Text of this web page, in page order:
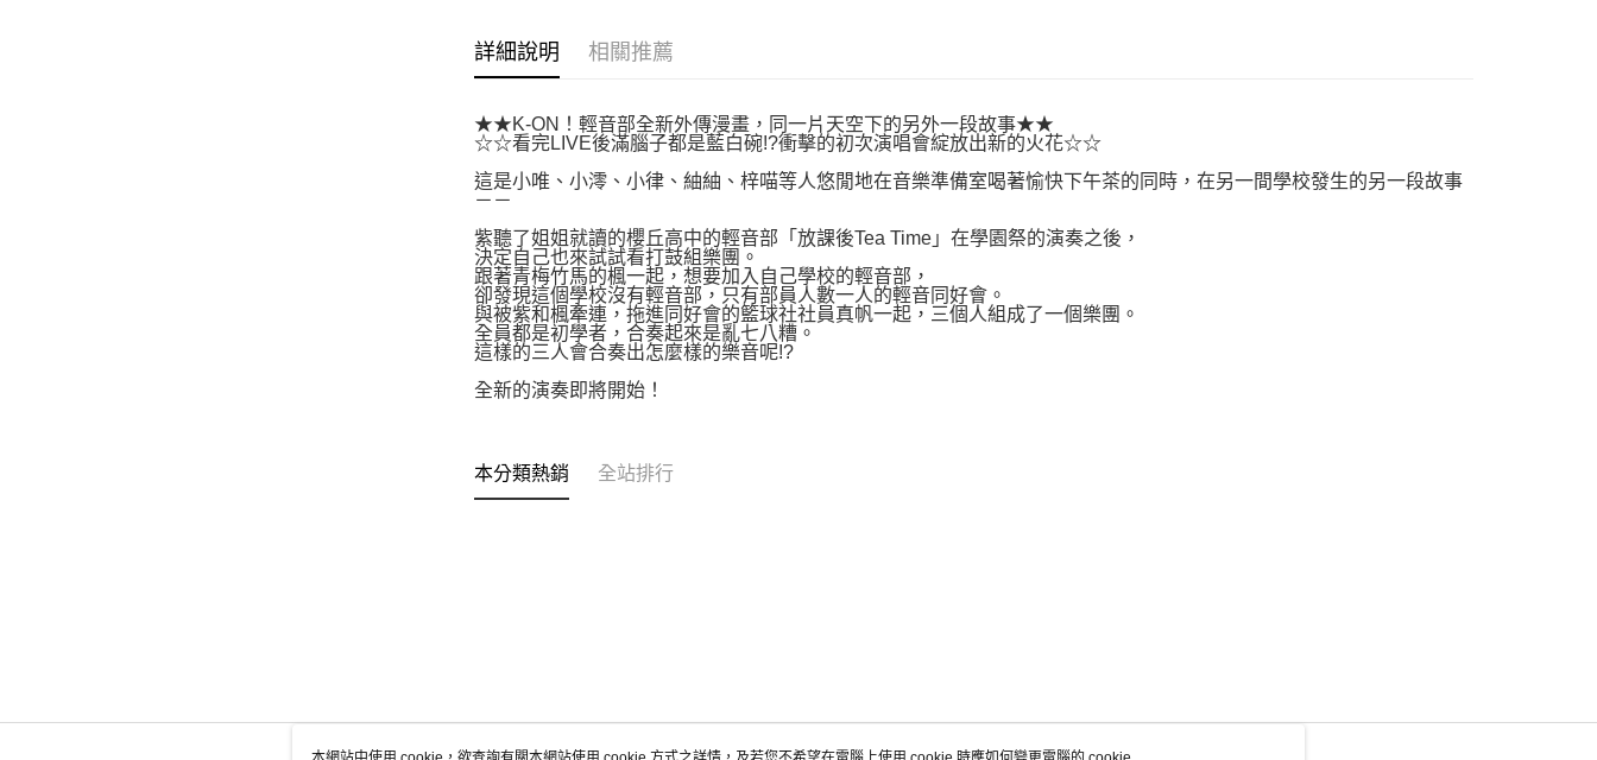
即時審查核予不同之上限額度；若仍有額度不足之情形，本公司將視審查
結果請求用戶進行身份認證。
５．嚴禁一人註冊多個帳號或使用他人資訊註冊。若發現惡意使用之情
形，恩沛科技股份有限公司將有權停止該用戶之使用額度並採取法律行
每筆NT$100，滿NT$800(含以上)免運費
國家/地區配送
詳細說明 相關推薦
★★K-ON！輕音部全新外傳漫畫，同一片天空下的另外一段故事★★
☆☆看完LIVE後滿腦子都是藍白碗!?衝擊的初次演唱會綻放出新的火花☆☆
這是小唯、小澪、小律、紬紬、梓喵等人悠閒地在音樂準備室喝著愉快下午茶的同時，在另一間學校發生的另一段故事
－－
紫聽了姐姐就讀的櫻丘高中的輕音部「放課後Tea Time」在學園祭的演奏之後，
決定自己也來試試看打鼓組樂團。
跟著青梅竹馬的楓一起，想要加入自己學校的輕音部，
卻發現這個學校沒有輕音部，只有部員人數一人的輕音同好會。
與被紫和楓牽連，拖進同好會的籃球社社員真帆一起，三個人組成了一個樂團。
全員都是初學者，合奏起來是亂七八糟。
這樣的三人會合奏出怎麼樣的樂音呢!?
全新的演奏即將開始！
本分類熱銷 全站排行